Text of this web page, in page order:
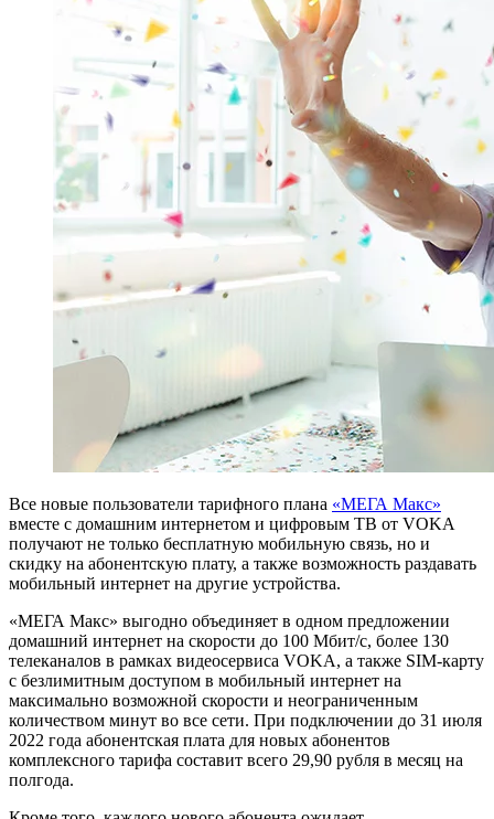
Все новые пользователи тарифного плана «МЕГА Макс»
вместе с домашним интернетом и цифровым ТВ от VOKA
получают не только бесплатную мобильную связь, но и
скидку на абонентскую плату, а также возможность раздавать
мобильный интернет на другие устройства.
«МЕГА Макс» выгодно объединяет в одном предложении
домашний интернет на скорости до 100 Мбит/с, более 130
телеканалов в рамках видеосервиса VOKA, а также SIM-карту
с безлимитным доступом в мобильный интернет на
максимально возможной скорости и неограниченным
количеством минут во все сети. При подключении до 31 июля
2022 года абонентская плата для новых абонентов
комплексного тарифа составит всего 29,90 рубля в месяц на
полгода.